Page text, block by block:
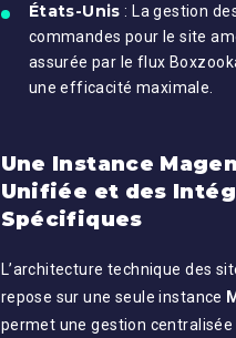
États-Unis : La gestion
commandes pour le site
assurée par le flux
une efficacité maximale.
Une Instance
Unifiée et des
Spécifiques
L’architecture technique des
repose sur une seule instance
permet une gestion centralisée